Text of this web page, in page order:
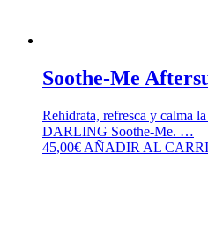
Soothe-Me
Rehidrata, refresca y calma
DARLING Soothe-Me. …
45,00€ AÑADIR AL